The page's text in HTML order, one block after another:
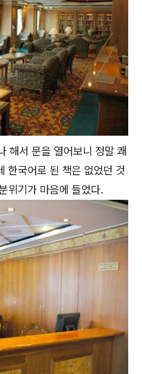
해서 문을 열어보니 정말 쾌
한국어로 된 책은 없었던 것
위기가 마음에 들었다.